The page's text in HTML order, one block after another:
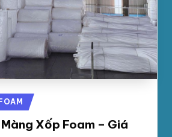
Xốp Foam – Giá